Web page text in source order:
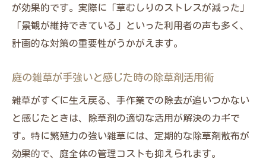
が効果的です。実際に「草むしりのストレスが減った」
「景観が維持できている」といった利用者の声も多く、
計画的な対策の重要性がうかがえます。
庭の雑草が手強いと感じた時の除草剤活用術
雑草がすぐに生え戻る、手作業での除去が追いつかない
と感じたときは、除草剤の適切な活用が解決のカギで
す。特に繁殖力の強い雑草には、定期的な除草剤散布が
効果的で、庭全体の管理コストも抑えられます。